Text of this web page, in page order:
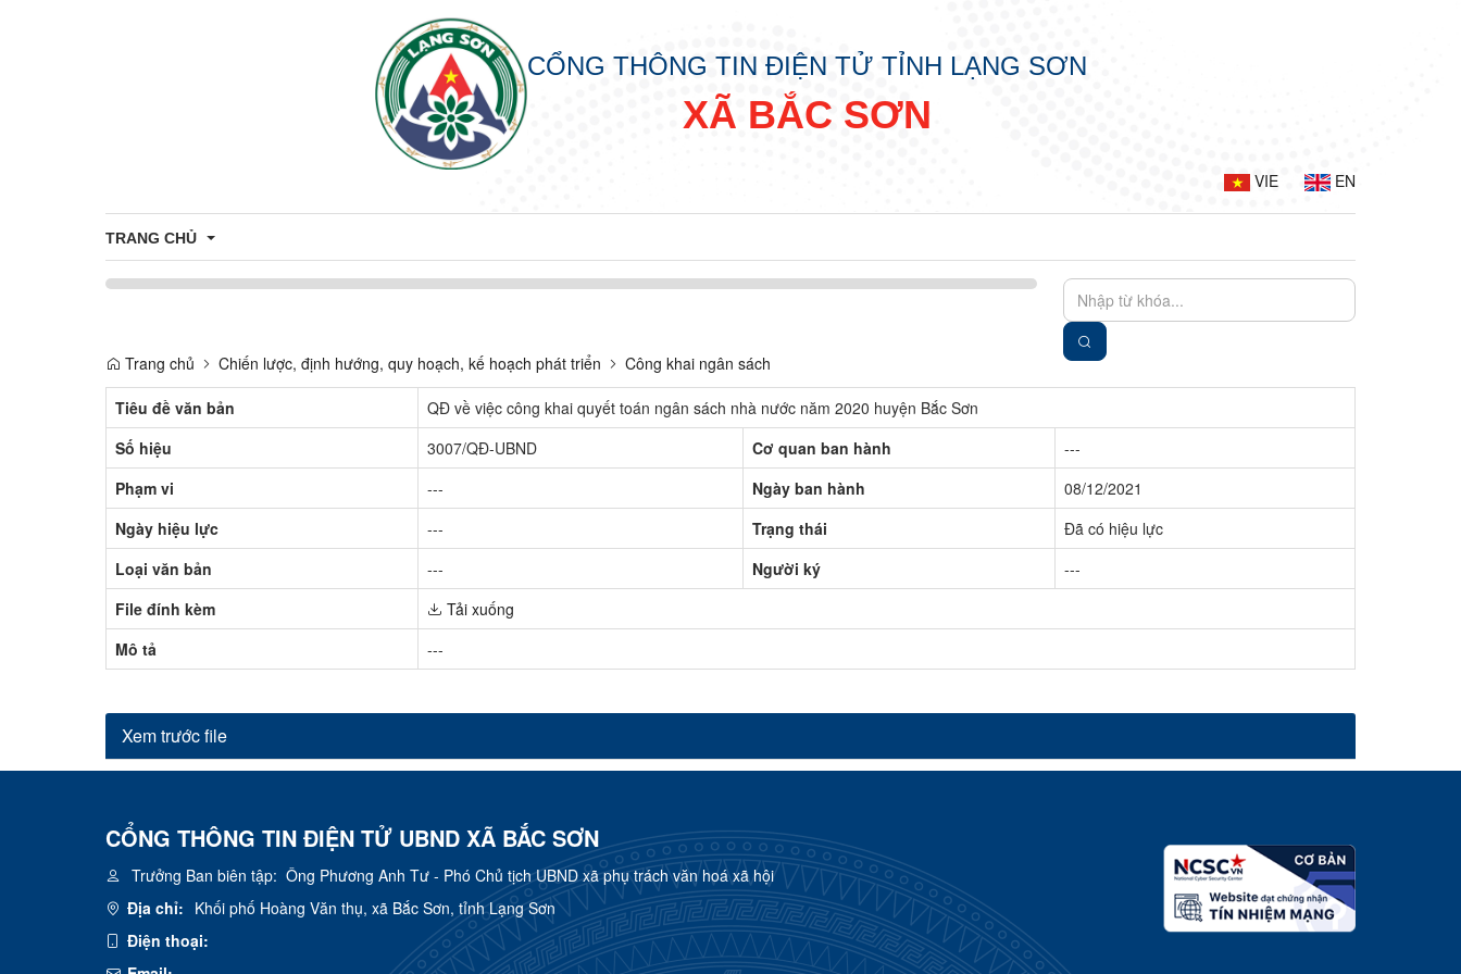
CỔNG THÔNG TIN ĐIỆN TỬ TỈNH LẠNG SƠN
XÃ BẮC SƠN
VIE EN
TRANG CHỦ
Trang chủ
Chiến lược, định hướng, quy hoạch, kế hoạch phát triển Công khai ngân sách
Tiêu đề văn bản
QĐ về việc công khai quyết toán ngân sách nhà nước năm 2020 huyện Bắc Sơn
Số hiệu
3007/QĐ-UBND Cơ quan ban hành
---
Phạm vi
--- Ngày ban hành
08/12/2021
Ngày hiệu lực
--- Trạng thái
Đã có hiệu lực
Loại văn bản
--- Người ký
---
File đính kèm
Tải xuống
Mô tả
---
Xem trước file
CỔNG THÔNG TIN ĐIỆN TỬ UBND XÃ BẮC SƠN
Trưởng Ban biên tập: Ông Phương Anh Tư - Phó Chủ tịch UBND xã phụ trách văn hoá xã hội
Địa chỉ: Khối phố Hoàng Văn thụ, xã Bắc Sơn, tỉnh Lạng Sơn
Điện thoại: